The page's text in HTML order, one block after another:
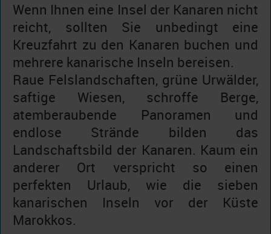
Wenn Ihnen eine Insel der Kanaren nicht
reicht, sollten Sie unbedingt eine
Kreuzfahrt zu den Kanaren buchen und
mehrere kanarische Inseln bereisen.
Raue Felslandschaften, grüne Urwälder,
saftige Wiesen, schroffe Berge,
atemberaubende Panoramen und
endlose Strände bilden das
Landschaftsbild der Kanaren. Kaum ein
anderer Ort verspricht so einen
perfekten Urlaub, wie die sieben
kanarischen Inseln vor der Küste
Marokkos.